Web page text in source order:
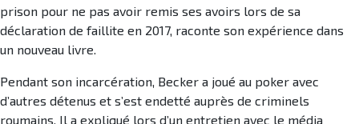
prison pour ne pas avoir remis ses avoirs lors de sa
déclaration de faillite en 2017, raconte son expérience dans
un nouveau livre.
Pendant son incarcération, Becker a joué au poker avec
d’autres détenus et s’est endetté auprès de criminels
roumains. Il a expliqué lors d’un entretien avec le média